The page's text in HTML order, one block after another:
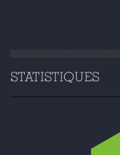
STATISTIQUES